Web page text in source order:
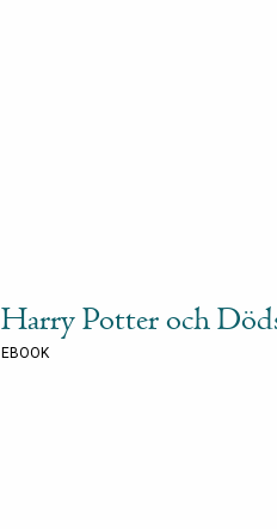
Harry Potter och
EBOOK